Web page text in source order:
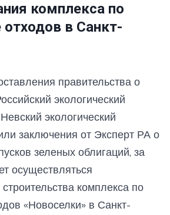
комплекса по
отходов в Санкт-
правительства о
экологический
экологический
заключения от Эксперт РА о
зеленых облигаций, за
осуществляться
комплекса по
«Новоселки» в Санкт-